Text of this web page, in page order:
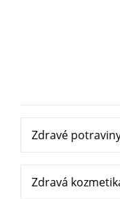
Zdravé
Zdravá